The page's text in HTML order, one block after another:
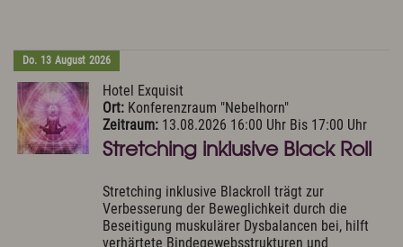
Do. 13 August 2026
Hotel Exquisit
Ort: Konferenzraum "Nebelhorn"
Zeitraum: 13.08.2026 16:00 Uhr Bis 17:00 Uhr
Stretching inklusive Black Roll
Stretching inklusive Blackroll trägt zur
Verbesserung der Beweglichkeit durch die
Beseitigung muskulärer Dysbalancen bei, hilft
verhärtete Bindegewebsstrukturen und